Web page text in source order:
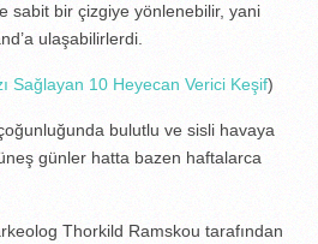
sabit bir çizgiye yönlenebilir, yani
ulaşabilirlerdi.
Sağlayan 10 Heyecan Verici Keşif)
bulutlu ve sisli havaya
günler hatta bazen haftalarca
Thorkild Ramskou tarafından